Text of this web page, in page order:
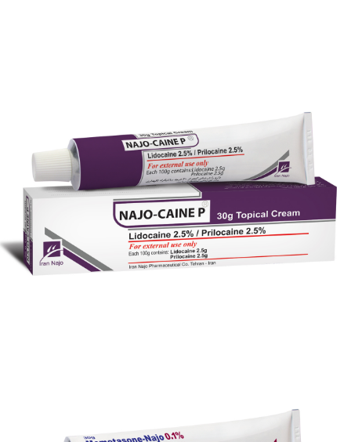
پماد موضعی ناژو- بت ® (کلسی پوتریول / بتامتازون)
بزرگنمایی توضیحات بیشتر